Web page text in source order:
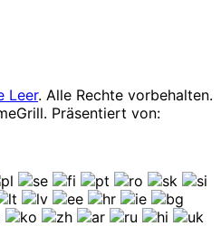
Leer. Alle Rechte vorbehalten.
Präsentiert von: